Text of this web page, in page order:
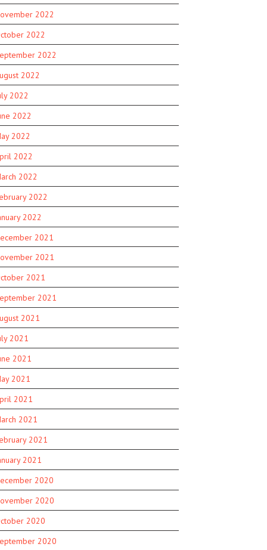
2022
2022
2022
2022
2022
2022
2022
2022
2022
2022
2022
2021
2021
2021
2021
2021
2021
2021
2021
2021
2021
2021
2021
2020
2020
2020
2020